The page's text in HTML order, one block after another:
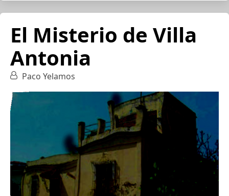
El Misterio de Villa
Antonia
Paco Yelamos